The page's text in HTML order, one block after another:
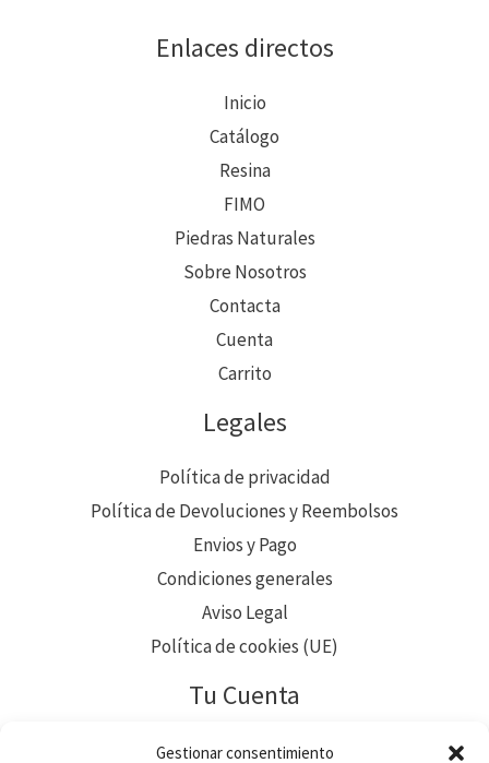
Gestionar consentimiento
Enlaces directos
Inicio
Catálogo
Resina
FIMO
Piedras Naturales
Sobre Nosotros
Contacta
Cuenta
Carrito
Legales
Política de privacidad
Política de Devoluciones y Reembolsos
Envios y Pago
Condiciones generales
Aviso Legal
Política de cookies (UE)
Tu Cuenta
Pedidos